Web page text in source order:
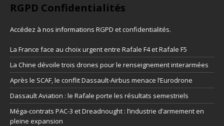
RGPD Confidentialités
Accédez à nos informations RGPD et confidentialités.
La France face au choix urgent entre Rafale F4 et Rafale F5
La Chine dévoile trois drones pour le renseignement interarmées
Après le SCAF, le conflit Dassault-Airbus menace l’Eurodrone
Dassault Aviation : le Rafale porte les résultats semestriels
Méga-contrats PAC-3 et Dreadnought : l’industrie d’armement en
pleine expansion